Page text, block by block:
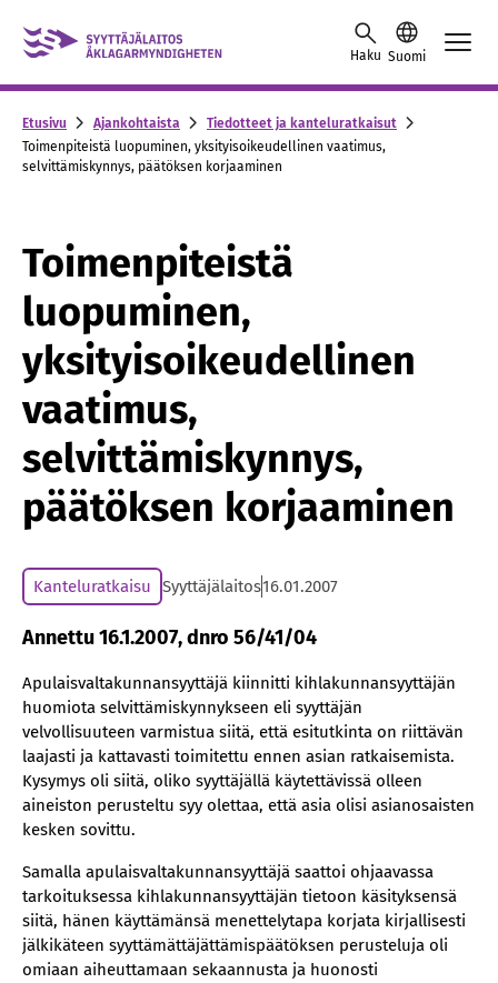
Skip to content -saavutettavuusohje
Haku Suomi
Etusivu Ajankohtaista
Tiedotteet ja kanteluratkaisut
Toimenpiteistä luopuminen, yksityisoikeudellinen vaatimus,
selvittämiskynnys, päätöksen korjaaminen
Toimenpiteistä
luopuminen,
yksityisoikeudellinen
vaatimus,
selvittämiskynnys,
päätöksen korjaaminen
Kanteluratkaisu Syyttäjälaitos16.01.2007
Annettu 16.1.2007, dnro 56/41/04
Apulaisvaltakunnansyyttäjä kiinnitti kihlakunnansyyttäjän
huomiota selvittämiskynnykseen eli syyttäjän
velvollisuuteen varmistua siitä, että esitutkinta on riittävän
laajasti ja kattavasti toimitettu ennen asian ratkaisemista.
Kysymys oli siitä, oliko syyttäjällä käytettävissä olleen
aineiston perusteltu syy olettaa, että asia olisi asianosaisten
kesken sovittu.
Samalla apulaisvaltakunnansyyttäjä saattoi ohjaavassa
tarkoituksessa kihlakunnansyyttäjän tietoon käsityksensä
siitä, hänen käyttämänsä menettelytapa korjata kirjallisesti
jälkikäteen syyttämättäjättämispäätöksen perusteluja oli
omiaan aiheuttamaan sekaannusta ja huonosti